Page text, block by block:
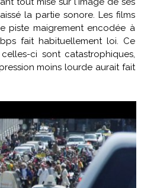
la partie sonore. Les films
piste maigrement encodée à
fait habituellement loi. Ce
ci sont catastrophiques,
moins lourde aurait fait